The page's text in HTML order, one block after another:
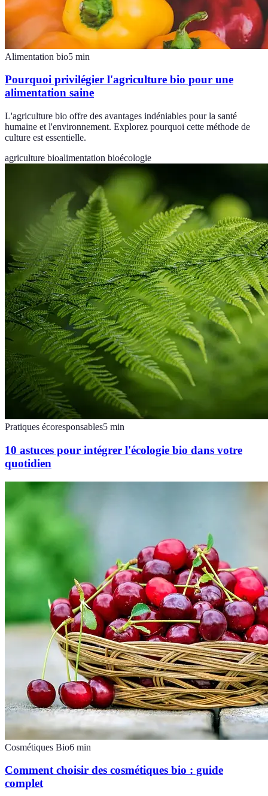
Alimentation bio5 min
Pourquoi privilégier l'agriculture bio pour une
alimentation saine
L'agriculture bio offre des avantages indéniables pour la santé
humaine et l'environnement. Explorez pourquoi cette méthode de
culture est essentielle.
agriculture bioalimentation bioécologie
Pratiques écoresponsables5 min
10 astuces pour intégrer l'écologie bio dans votre
quotidien
Cosmétiques Bio6 min
Comment choisir des cosmétiques bio : guide
complet